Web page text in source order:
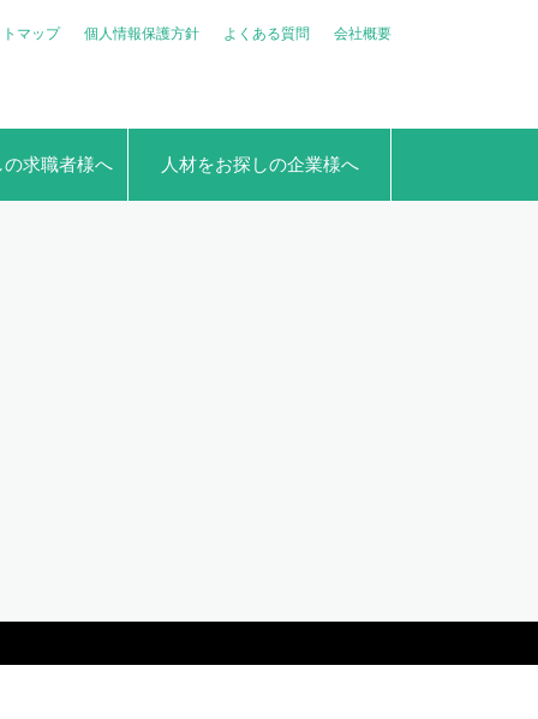
マップ 個人情報保護方針 よくある質問 会社概要
求職者様へ 人材をお探しの企業様へ